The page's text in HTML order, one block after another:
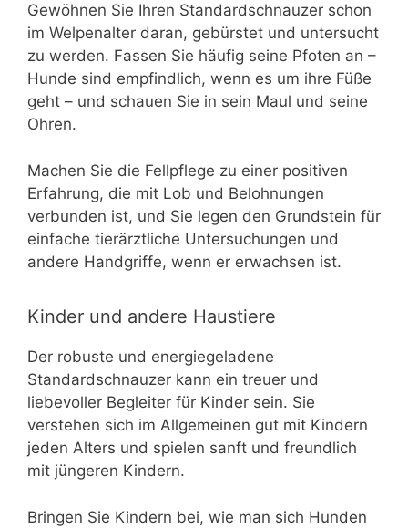
Gewöhnen Sie Ihren Standardschnauzer schon
im Welpenalter daran, gebürstet und untersucht
zu werden. Fassen Sie häufig seine Pfoten an –
Hunde sind empfindlich, wenn es um ihre Füße
geht – und schauen Sie in sein Maul und seine
Ohren.
Machen Sie die Fellpflege zu einer positiven
Erfahrung, die mit Lob und Belohnungen
verbunden ist, und Sie legen den Grundstein für
einfache tierärztliche Untersuchungen und
andere Handgriffe, wenn er erwachsen ist.
Kinder und andere Haustiere
Der robuste und energiegeladene
Standardschnauzer kann ein treuer und
liebevoller Begleiter für Kinder sein. Sie
verstehen sich im Allgemeinen gut mit Kindern
jeden Alters und spielen sanft und freundlich
mit jüngeren Kindern.
Bringen Sie Kindern bei, wie man sich Hunden